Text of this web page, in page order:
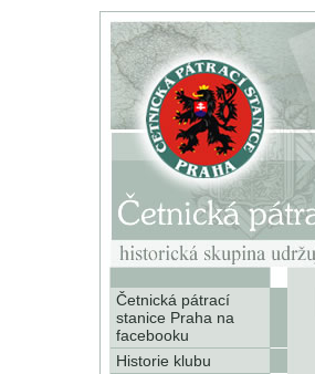
Četnická pátrací
stanice Praha na
facebooku
Historie klubu